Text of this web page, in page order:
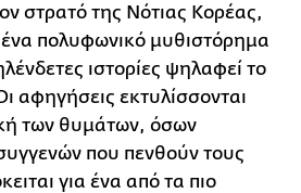
στρατό της Νότιας Κορέας,
ένα πολυφωνικό μυθιστόρημα
ιστορίες ψηλαφεί το
αφηγήσεις εκτυλίσσονται
των θυμάτων, όσων
που πενθούν τους
για ένα από τα πιο